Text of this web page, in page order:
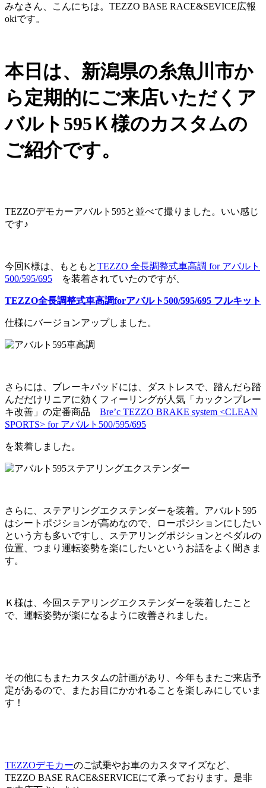
みなさん、こんにちは。TEZZO BASE RACE&SEVICE広報
okiです。
本日は、新潟県の糸魚川市か
ら定期的にご来店いただくア
バルト595Ｋ様のカスタムの
ご紹介です。
TEZZOデモカーアバルト595と並べて撮りました。いい感じ
です♪
今回K様は、もともとTEZZO 全長調整式車高調 for アバルト
500/595/695 を装着されていたのですが、
TEZZO全長調整式車高調forアバルト500/595/695 フルキット
仕様にバージョンアップしました。
さらには、ブレーキパッドには、ダストレスで、踏んだら踏
んだだけリニアに効くフィーリングが人気「カックンブレー
キ改善」の定番商品 Bre’c TEZZO BRAKE system <CLEAN
SPORTS> for アバルト500/595/695
を装着しました。
さらに、ステアリングエクステンダーを装着。アバルト595
はシートポジションが高めなので、ローポジションにしたい
という方も多いですし、ステアリングポジションとペダルの
位置、つまり運転姿勢を楽にしたいというお話をよく聞きま
す。
Ｋ様は、今回ステアリングエクステンダーを装着したこと
で、運転姿勢が楽になるように改善されました。
その他にもまたカスタムの計画があり、今年もまたご来店予
定があるので、またお目にかかれることを楽しみにしていま
す！
TEZZOデモカーのご試乗やお車のカスタマイズなど、
TEZZO BASE RACE&SERVICEにて承っております。是非